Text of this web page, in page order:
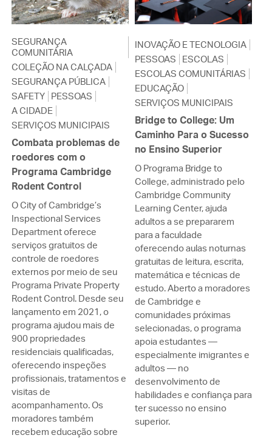
SEGURANÇA
COMUNITÁRIA
COLEÇÃO NA CALÇADA
SEGURANÇA PÚBLICA
SAFETY PESSOAS
A CIDADE
SERVIÇOS MUNICIPAIS
Combata problemas de
roedores com o
Programa Cambridge
Rodent Control
O City of Cambridge’s
Inspectional Services
Department oferece
serviços gratuitos de
controle de roedores
externos por meio de seu
Programa Private Property
Rodent Control. Desde seu
lançamento em 2021, o
programa ajudou mais de
900 propriedades
residenciais qualificadas,
oferecendo inspeções
profissionais, tratamentos e
visitas de
acompanhamento. Os
moradores também
recebem educação sobre
INOVAÇÃO E TECNOLOGIA
PESSOAS
ESCOLAS
ESCOLAS COMUNITÁRIAS
EDUCAÇÃO
SERVIÇOS MUNICIPAIS
Bridge to College: Um
Caminho Para o Sucesso
no Ensino Superior
O Programa Bridge to
College, administrado pelo
Cambridge Community
Learning Center, ajuda
adultos a se prepararem
para a faculdade
oferecendo aulas noturnas
gratuitas de leitura, escrita,
matemática e técnicas de
estudo. Aberto a moradores
de Cambridge e
comunidades próximas
selecionadas, o programa
apoia estudantes —
especialmente imigrantes e
adultos — no
desenvolvimento de
habilidades e confiança para
ter sucesso no ensino
superior.